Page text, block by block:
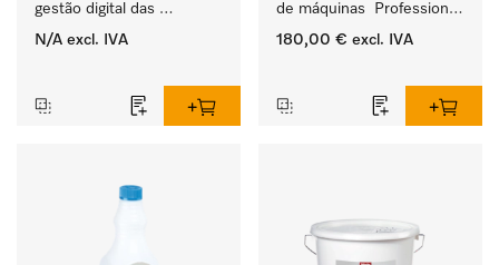
gestão digital das
máquinas
N/A excl. IVA
de máquinas  Professional
com documentação do
180,00 € excl. IVA